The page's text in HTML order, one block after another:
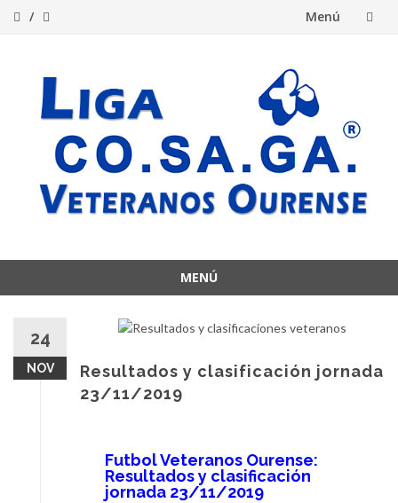
Menú
contenido
MENÚ
contenido
24
NOV
Resultados y clasificación jornada
23/11/2019
Futbol Veteranos Ourense:
Resultados y clasificación
jornada 23/11/2019